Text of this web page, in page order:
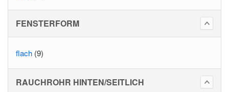
FENSTERFORM
flach (9)
RAUCHROHR HINTEN/SEITLICH